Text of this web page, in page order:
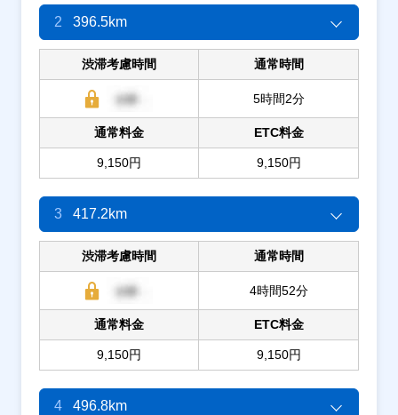
2 396.5km
渋滞考慮時間 通常時間
5時間2分
通常料金
9,150円
ETC料金
9,150円
3 417.2km
渋滞考慮時間 通常時間
4時間52分
通常料金
9,150円
ETC料金
9,150円
4 496.8km